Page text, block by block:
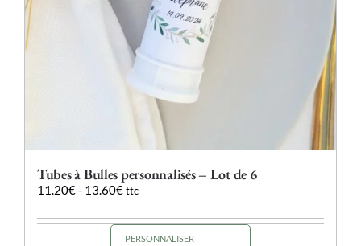
produit
Tubes à Bulles personnalisés – Lot de 6
11.20€- 13.60€ ttc
PERSONNALISER